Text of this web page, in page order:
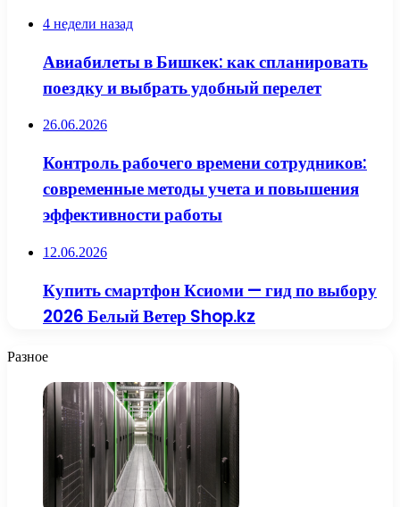
4 недели назад
Авиабилеты в Бишкек: как спланировать
поездку и выбрать удобный перелет
26.06.2026
Контроль рабочего времени сотрудников:
современные методы учета и повышения
эффективности работы
12.06.2026
Купить смартфон Ксиоми — гид по выбору
2026 Белый Ветер Shop.kz
Разное